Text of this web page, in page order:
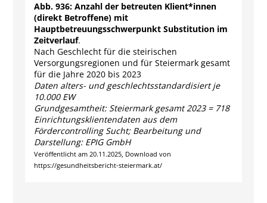
Abb. 936:Anzahl der betreuten Klient*innen
(direkt Betroffene) mit
Hauptbetreuungsschwerpunkt Substitution im
Zeitverlauf.
Nach Geschlecht für die steirischen
Versorgungsregionen und für Steiermark gesamt
für die Jahre 2020 bis 2023
Daten alters- und geschlechtsstandardisiert je
10.000 EW
Grundgesamtheit: Steiermark gesamt 2023 = 718
Einrichtungsklientendaten aus dem
Fördercontrolling Sucht; Bearbeitung und
Darstellung: EPIG GmbH
Veröffentlicht am 20.11.2025, Download von
https://gesundheitsbericht-steiermark.at/